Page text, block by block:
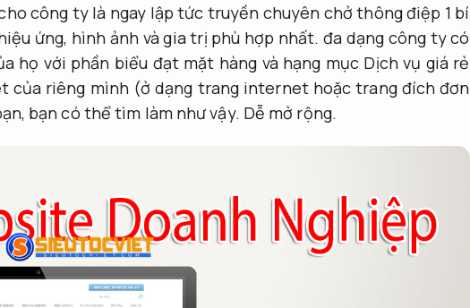
công ty là ngay lập tức truyền chuyên chở thông điệp 1 bí
ứng, hình ảnh và gia trị phù hợp nhất. đa dạng công ty có
họ với phần biểu đạt mặt hàng và hạng mục Dịch vụ giá rẻ
của riêng mình (ở dạng trang internet hoặc trang đích đơn
bạn có thể tìm làm như vậy. Dễ mở rộng.